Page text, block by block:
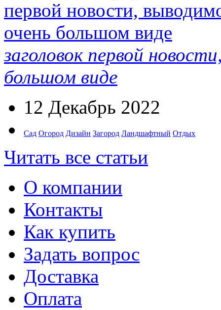
заголовок первой
большом виде
12 Декабрь 2022
Сад Огород Дизайн Загород Ландшафтный Отдых
Читать все статьи
О компании
Контакты
Как купить
Задать вопрос
Доставка
Оплата